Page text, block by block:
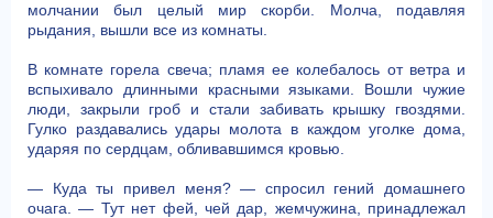
молчании был целый мир скорби. Молча, подавляя
рыдания, вышли все из комнаты.
В комнате горела свеча; пламя ее колебалось от ветра и
вспыхивало длинными красными языками. Вошли чужие
люди, закрыли гроб и стали забивать крышку гвоздями.
Гулко раздавались удары молота в каждом уголке дома,
ударяя по сердцам, обливавшимся кровью.
— Куда ты привел меня? — спросил гений домашнего
очага. — Тут нет фей, чей дар, жемчужина, принадлежал